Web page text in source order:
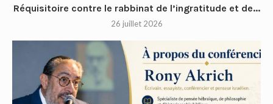
Réquisitoire contre le rabbinat de l’ingratitude et de...
26 juillet 2026